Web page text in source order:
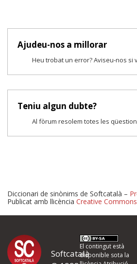
Ajudeu-nos a millorar
Heu trobat un error? Aviseu-nos si
Teniu algun dubte?
Al fòrum resolem totes les
Proposeu-nos
d'errors
Diccionari de sinònims de Softcatalà –
Publicat amb llicència Creative
Softcatalà
El contingut està
disponible sota la